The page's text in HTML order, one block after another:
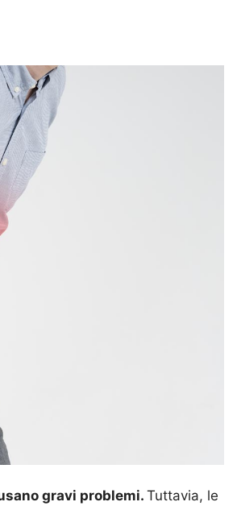
gravi problemi. Tuttavia, le